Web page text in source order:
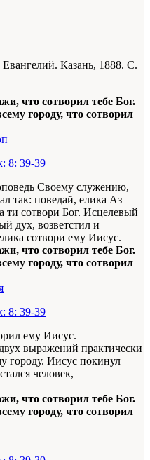
Евангелий. Казань, 1888. С.
что сотворил тебе Бог.
городу, что сотворил
8: 39-39
Своему служению,
так: поведай, елика Аз
ти сотвори Бог. Исцелевый
дух, возветстил и
сотвори ему Иисус.
что сотворил тебе Бог.
городу, что сотворил
8: 39-39
ему Иисус.
выражений практически
городу. Иисус покинул
человек,
что сотворил тебе Бог.
городу, что сотворил